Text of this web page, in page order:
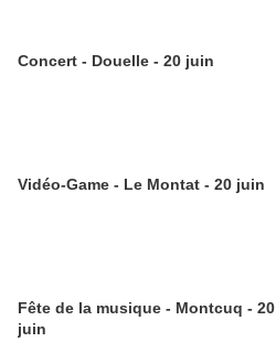
Concert - Douelle - 20 juin
Vidéo-Game - Le Montat - 20 juin
Fête de la musique - Montcuq - 20
juin